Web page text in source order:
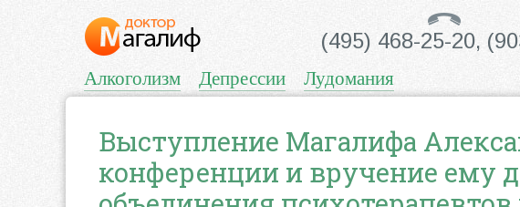
(495) 468-25-20,
Алкоголизм Депрессии Лудомания
Выступление Магалифа
конференции и вручение ему